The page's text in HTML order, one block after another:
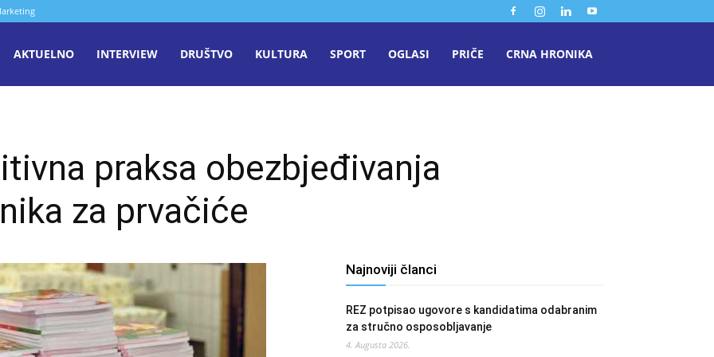
AKTUELNO INTERVIEW DRUŠTVO KULTURA SPORT OGLASI PRIČE CRNA HRONIKA
praksa obezbjeđivanja
za prvačiće
Najnoviji članci
REZ potpisao ugovore s kandidatima odabranim
za stručno osposobljavanje
4. Augusta 2026.